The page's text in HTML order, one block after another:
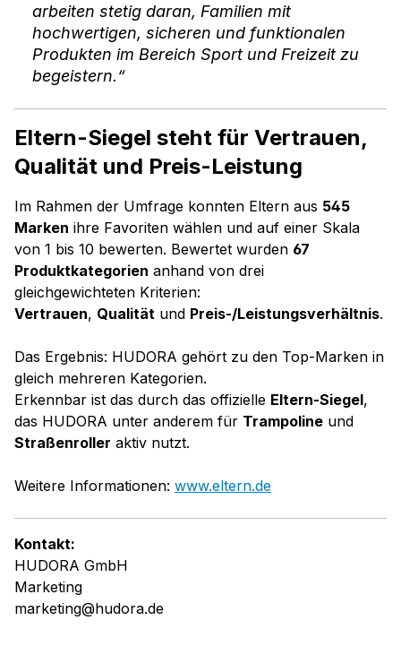
arbeiten stetig daran, Familien mit
hochwertigen, sicheren und funktionalen
Produkten im Bereich Sport und Freizeit zu
begeistern.“
Eltern-Siegel steht für Vertrauen,
Qualität und Preis-Leistung
Im Rahmen der Umfrage konnten Eltern aus 545
Marken ihre Favoriten wählen und auf einer Skala
von 1 bis 10 bewerten. Bewertet wurden 67
Produktkategorien anhand von drei
gleichgewichteten Kriterien:
Vertrauen, Qualität und Preis-/Leistungsverhältnis.
Das Ergebnis: HUDORA gehört zu den Top-Marken in
gleich mehreren Kategorien.
Erkennbar ist das durch das offizielle Eltern-Siegel,
das HUDORA unter anderem für Trampoline und
Straßenroller aktiv nutzt.
Weitere Informationen: www.eltern.de
Kontakt:
HUDORA GmbH
Marketing
marketing@hudora.de